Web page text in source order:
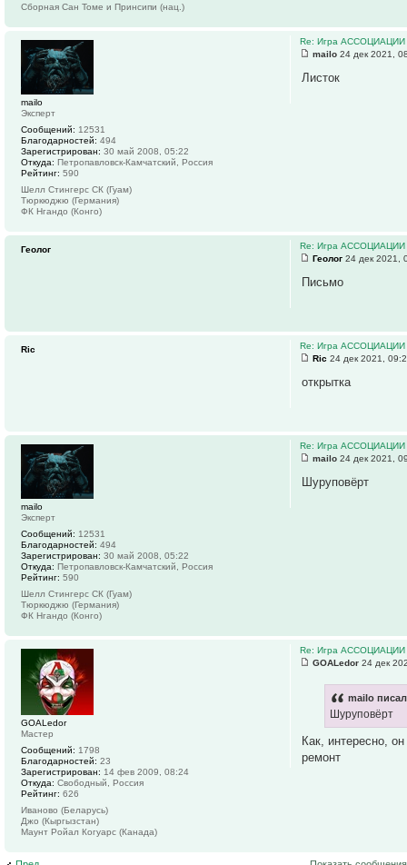
Сборная Сан Томе и Принсипи (нац.)
Re: Игра АССОЦИАЦИИ
mailo 24 дек 2021,
Листок
mailo
Эксперт
Сообщений: 12531
Благодарностей: 494
Зарегистрирован: 30 май 2008, 05:22
Откуда: Петропавловск-Камчатский, Россия
Рейтинг: 590
Шелл Стингерс СК (Гуам)
Тюркюджю (Германия)
ФК Нгандо (Конго)
Re: Игра АССОЦИАЦИИ
Геолог 24 дек 2021,
Письмо
Геолог
Re: Игра АССОЦИАЦИИ
Ric 24 дек 2021,
открытка
Ric
Re: Игра АССОЦИАЦИИ
mailo 24 дек 2021,
Шуруповёрт
mailo
Эксперт
Сообщений: 12531
Благодарностей: 494
Зарегистрирован: 30 май 2008, 05:22
Откуда: Петропавловск-Камчатский, Россия
Рейтинг: 590
Шелл Стингерс СК (Гуам)
Тюркюджю (Германия)
ФК Нгандо (Конго)
Re: Игра АССОЦИАЦИИ
GOALedor 24 дек
mailo
Шуруповёрт
Как, интересно,
ремонт
GOALedor
Мастер
Сообщений: 1798
Благодарностей: 23
Зарегистрирован: 14 фев 2009, 08:24
Откуда: Свободный, Россия
Рейтинг: 626
Иваново (Беларусь)
Джо (Кыргызстан)
Маунт Ройал Когуарс (Канада)